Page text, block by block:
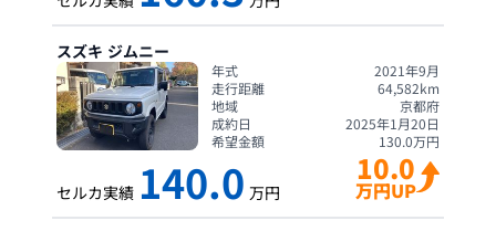
スズキ ジムニー
年式
2021年9月
走行距離
64,582km
地域
京都府
成約日
2025年1月20日
希望金額
130.0万円
セルカ実績 140.0 万円
10.0
万円UP